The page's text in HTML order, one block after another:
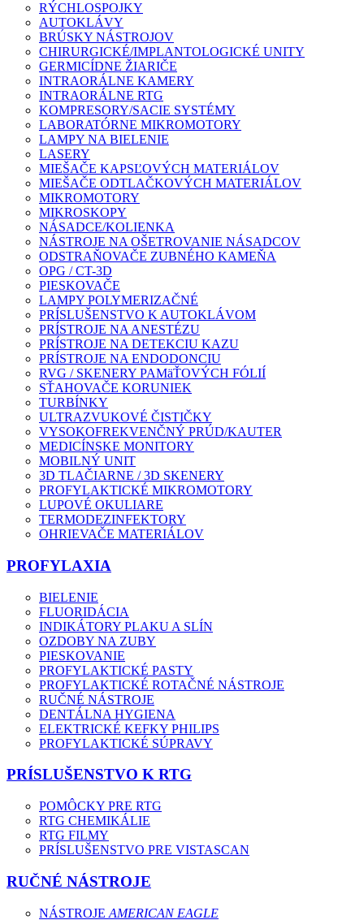
RÝCHLOSPOJKY
AUTOKLÁVY
BRÚSKY NÁSTROJOV
CHIRURGICKÉ/IMPLANTOLOGICKÉ UNITY
GERMICÍDNE ŽIARIČE
INTRAORÁLNE KAMERY
INTRAORÁLNE RTG
KOMPRESORY/SACIE SYSTÉMY
LABORATÓRNE MIKROMOTORY
LAMPY NA BIELENIE
LASERY
MIEŠAČE KAPSĽOVÝCH MATERIÁLOV
MIEŠAČE ODTLAČKOVÝCH MATERIÁLOV
MIKROMOTORY
MIKROSKOPY
NÁSADCE/KOLIENKA
NÁSTROJE NA OŠETROVANIE NÁSADCOV
ODSTRAŇOVAČE ZUBNÉHO KAMEŇA
OPG / CT-3D
PIESKOVAČE
LAMPY POLYMERIZAČNÉ
PRÍSLUŠENSTVO K AUTOKLÁVOM
PRÍSTROJE NA ANESTÉZU
PRÍSTROJE NA DETEKCIU KAZU
PRÍSTROJE NA ENDODONCIU
RVG / SKENERY PAMäŤOVÝCH FÓLIÍ
SŤAHOVAČE KORUNIEK
TURBÍNKY
ULTRAZVUKOVÉ ČISTIČKY
VYSOKOFREKVENČNÝ PRÚD/KAUTER
MEDICÍNSKE MONITORY
MOBILNÝ UNIT
3D TLAČIARNE / 3D SKENERY
PROFYLAKTICKÉ MIKROMOTORY
LUPOVÉ OKULIARE
TERMODEZINFEKTORY
OHRIEVAČE MATERIÁLOV
PROFYLAXIA
BIELENIE
FLUORIDÁCIA
INDIKÁTORY PLAKU A SLÍN
OZDOBY NA ZUBY
PIESKOVANIE
PROFYLAKTICKÉ PASTY
PROFYLAKTICKÉ ROTAČNÉ NÁSTROJE
RUČNÉ NÁSTROJE
DENTÁLNA HYGIENA
ELEKTRICKÉ KEFKY PHILIPS
PROFYLAKTICKÉ SÚPRAVY
PRÍSLUŠENSTVO K RTG
POMÔCKY PRE RTG
RTG CHEMIKÁLIE
RTG FILMY
PRÍSLUŠENSTVO PRE VISTASCAN
RUČNÉ NÁSTROJE
NÁSTROJE AMERICAN EAGLE